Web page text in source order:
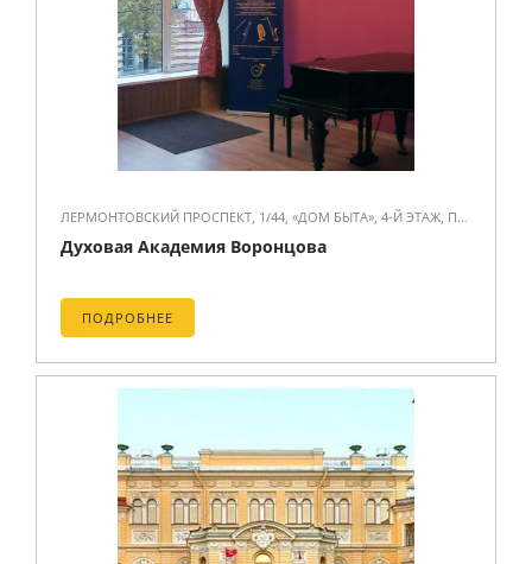
ЛЕРМОНТОВСКИЙ ПРОСПЕКТ, 1/44, «ДОМ БЫТА», 4-Й ЭТАЖ, ПОМЕЩЕНИЕ 425.
Духовая Академия Воронцова
ПОДРОБНЕЕ